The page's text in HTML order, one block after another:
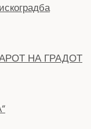
НА ГРАДОТ